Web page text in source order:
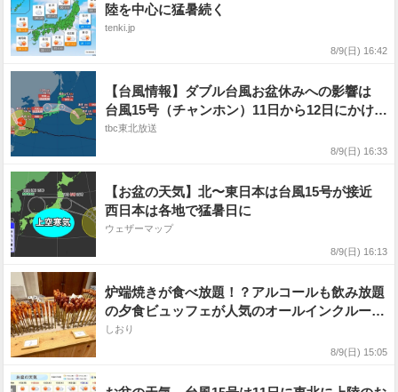
陸を中心に猛暑続く
tenki.jp
8/9(日) 16:42
【台風情報】ダブル台風お盆休みへの影響は
台風15号（チャンホン）11日から12日にかけて
東北〜関東直撃の可能性・台風13号（ドルフィ
ン）時速20キロで東シナ海を西北西に（9日午
日】
tbc東北放送
8/9(日) 16:33
【お盆の天気】北〜東日本は台風15号が接近
西日本は各地で猛暑日に
ウェザーマップ
8/9(日) 16:13
炉端焼きが食べ放題！？アルコールも飲み放題
の夕食ビュッフェが人気のオールインクルーシ
ブホテル
しおり
8/9(日) 15:05